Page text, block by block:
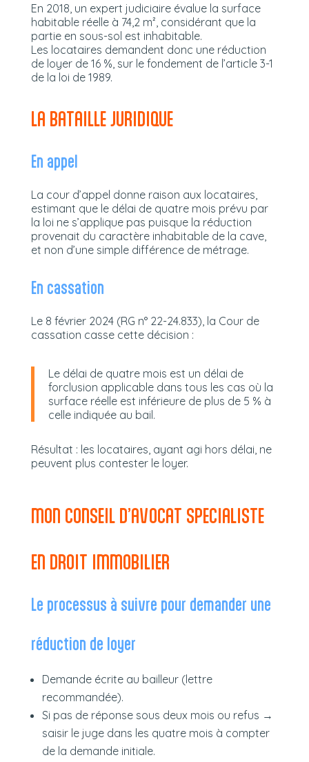
En 2018, un expert judiciaire évalue la surface
habitable réelle à 74,2 m², considérant que la
partie en sous-sol est inhabitable.
Les locataires demandent donc une réduction
de loyer de 16 %, sur le fondement de l’article 3-1
de la loi de 1989.
LA BATAILLE JURIDIQUE
En appel
La cour d’appel donne raison aux locataires,
estimant que le délai de quatre mois prévu par
la loi ne s’applique pas puisque la réduction
provenait du caractère inhabitable de la cave,
et non d’une simple différence de métrage.
En cassation
Le 8 février 2024 (RG n° 22-24.833), la Cour de
cassation casse cette décision :
Le délai de quatre mois est un délai de
forclusion applicable dans tous les cas où la
surface réelle est inférieure de plus de 5 % à
celle indiquée au bail.
Résultat : les locataires, ayant agi hors délai, ne
peuvent plus contester le loyer.
MON CONSEIL D’AVOCAT SPECIALISTE
EN DROIT IMMOBILIER
Le processus à suivre pour demander une
réduction de loyer
Demande écrite au bailleur (lettre
recommandée).
Si pas de réponse sous deux mois ou refus →
saisir le juge dans les quatre mois à compter
de la demande initiale.